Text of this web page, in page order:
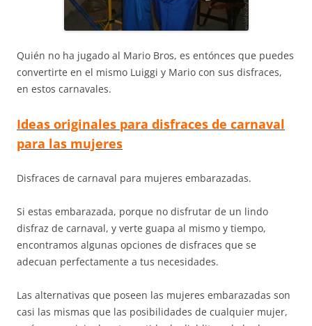
Quién no ha jugado al Mario Bros, es entónces que puedes
convertirte en el mismo Luiggi y Mario con sus disfraces,
en estos carnavales.
Ideas originales para disfraces de carnaval
para las mujeres
Disfraces de carnaval para mujeres embarazadas.
Si estas embarazada, porque no disfrutar de un lindo
disfraz de carnaval, y verte guapa al mismo y tiempo,
encontramos algunas opciones de disfraces que se
adecuan perfectamente a tus necesidades.
Las alternativas que poseen las mujeres embarazadas son
casi las mismas que las posibilidades de cualquier mujer,